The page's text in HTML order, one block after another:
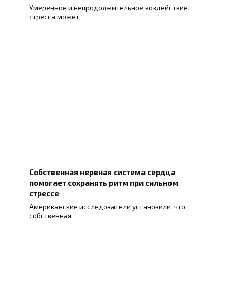
Умеренное и непродолжительное воздействие
стресса может
Собственная нервная система сердца
помогает сохранять ритм при сильном
стрессе
Американские исследователи установили, что
собственная